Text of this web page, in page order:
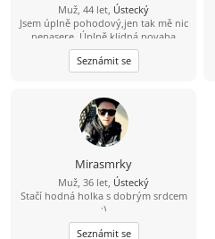
Muž, 44 let, Ústecký
Jsem úplně pohodový,jen tak mě nic
nenasere. Úplně klidná povaha
Seznámit se
Mirasmrky
Muž, 36 let, Ústecký
Stačí hodná holka s dobrým srdcem
:)
Seznámit se